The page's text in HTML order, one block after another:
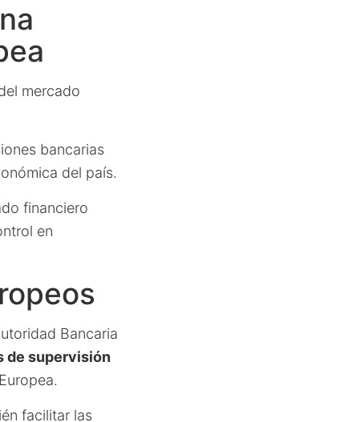
mercado
bancarias
del país.
financiero
en
Bancaria
de supervisión
facilitar las